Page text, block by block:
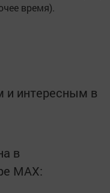
время).
интересным в
в
MАХ: